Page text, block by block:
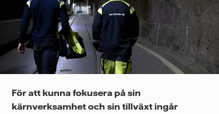
Videor
För att kunna fokusera på sin
kärnverksamhet och sin tillväxt ingår